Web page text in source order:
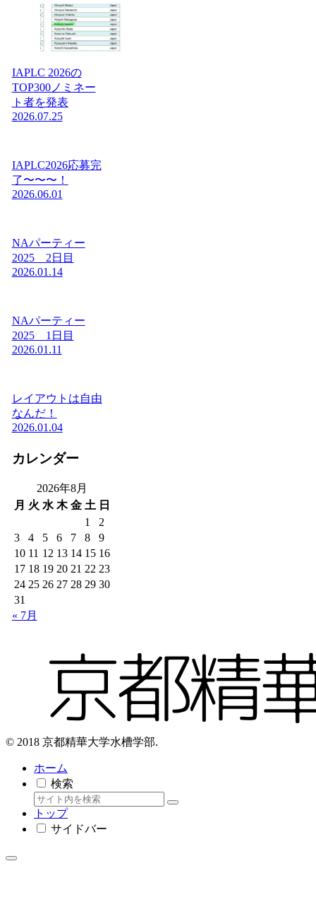
IAPLC 2026の
TOP300ノミネー
ト者を発表
2026.07.25
IAPLC2026応募完
了〜〜〜！
2026.06.01
NAパーティー
2025 2日目
2026.01.14
NAパーティー
2025 1日目
2026.01.11
レイアウトは自由
なんだ！
2026.01.04
カレンダー
2026年8月
月 火 水 木 金 土 日
1
2
3
4 5 6 7 8
9
10 11 12 13 14 15 16
17 18 19 20 21 22 23
24 25 26 27 28 29 30
31
« 7月
© 2018 京都精華大学水槽学部.
ホーム
検索
トップ
サイドバー